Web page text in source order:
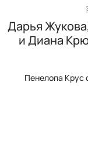
Дарья
и Диана
Пенелопа Крус